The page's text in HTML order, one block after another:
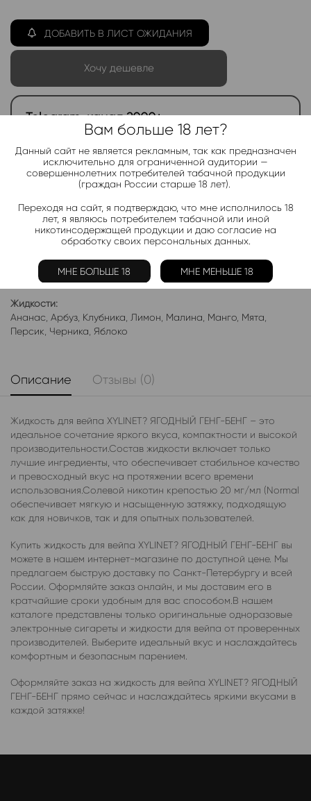
ДОБАВИТЬ В ЛИСТ ОЖИДАНИЯ
Хочу дешевле
Telegram-канал 2000+
Актуальные новинки и акции каждые день!
Подписаться
Добавить в избранное Категории: Жидкость XYLINET
Электронки:
Арбуз Бабл-Гам , Банан Виноград , Вишня
Клубника,Лимон,Манго, Мороженое,Мята,Персик
Фруктовые,Яблоко,Ягодные
Жидкости:
Ананас Арбуз Клубника Лимон Малина Манго Мята
Персик Черника Яблоко
Описание Отзывы (0)
Жидкость для вейпа XYLINET? ЯГОДНЫЙ ГЕНГ-БЕНГ – это
идеальное сочетание яркого вкуса, компактности и высокой
производительности.Состав жидкости включает только
лучшие ингредиенты, что обеспечивает стабильное качество
и превосходный вкус на протяжении всего времени
использования.Солевой никотин крепостью 20 мг/мл (Normal
обеспечивает мягкую и насыщенную затяжку, подходящую
как для новичков, так и для опытных пользователей.
Купить жидкость для вейпа XYLINET? ЯГОДНЫЙ ГЕНГ-БЕНГ вы
можете в нашем интернет-магазине по доступной цене. Мы
предлагаем быструю доставку по Санкт-Петербургу и всей
России. Оформляйте заказ онлайн, и мы доставим его в
кратчайшие сроки удобным для вас способом.В нашем
каталоге представлены только оригинальные одноразовые
электронные сигареты и жидкости для вейпа от проверенных
производителей. Выберите идеальный вкус и наслаждайтесь
комфортным и безопасным парением.
Оформляйте заказ на жидкость для вейпа XYLINET? ЯГОДНЫЙ
ГЕНГ-БЕНГ прямо сейчас и наслаждайтесь яркими вкусами в
каждой затяжке!
Вам больше 18 лет?
Данный сайт не является рекламным, так как предназначен
исключительно для ограниченной аудитории —
совершеннолетних потребителей табачной продукции
(граждан России старше 18 лет).
Переходя на сайт, я подтверждаю, что мне исполнилось 18
лет, я являюсь потребителем табачной или иной
никотинсодержащей продукции и даю согласие на
обработку своих персональных данных.
МНЕ БОЛЬШЕ 18 МНЕ МЕНЬШЕ 18